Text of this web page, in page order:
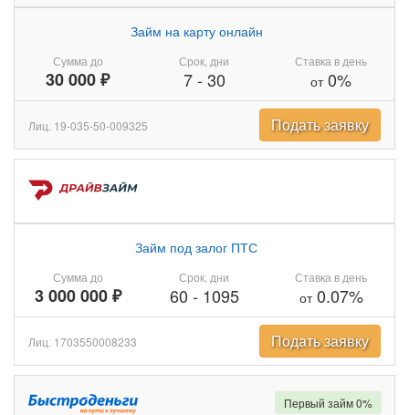
Сумма до
30 000 ₽
Займ на карту онлайн
Срок, дни
7- 30
Ставка в день
от0%
Лиц. 19-035-50-009325 Подать заявку
Сумма до
3 000 000 ₽
Займ под залог ПТС
Срок, дни
60 - 1095
Ставка в день
от0.07%
Лиц. 1703550008233 Подать заявку
Первый займ 0%